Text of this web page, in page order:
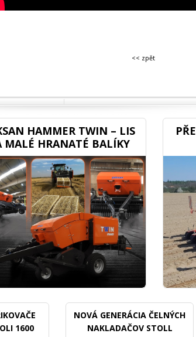
<< zpět
HAMMER TWIN – LIS
MALÉ HRANATÉ BALÍKY
1600
NOVÁ GENERÁCIA ČELNÝCH
NAKLADAČOV STOLL